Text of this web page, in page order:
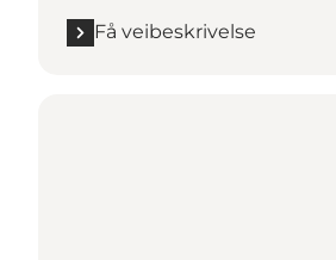
Få veibeskrivelse